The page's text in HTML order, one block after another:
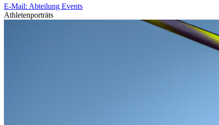
E-Mail: Abteilung Events
Athletenporträts